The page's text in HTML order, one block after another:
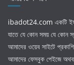
ibadot24.com একটি
যাতে যে কোন সময় যে কোন
আমাদের ওয়েব সাইটে
আমাদের ফেসবুক পেইজে